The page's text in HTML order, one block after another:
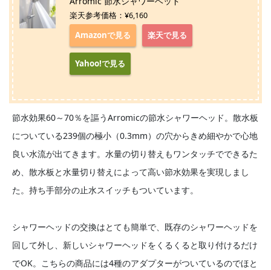
楽天参考価格：¥6,160
Amazonで見る 楽天で見る
Yahoo!で見る
節水効果60～70％を謳うArromicの節水シャワーヘッド。散水板
についている239個の極小（0.3mm）の穴からきめ細やかで心地
良い水流が出てきます。水量の切り替えもワンタッチでできるた
め、散水板と水量切り替えによって高い節水効果を実現しまし
た。持ち手部分の止水スイッチもついています。
シャワーヘッドの交換はとても簡単で、既存のシャワーヘッドを
回して外し、新しいシャワーヘッドをくるくると取り付けるだけ
でOK。こちらの商品には4種のアダプターがついているのでほと